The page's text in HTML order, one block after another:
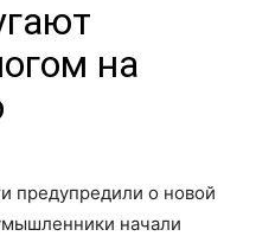
на
предупредили о новой
начали